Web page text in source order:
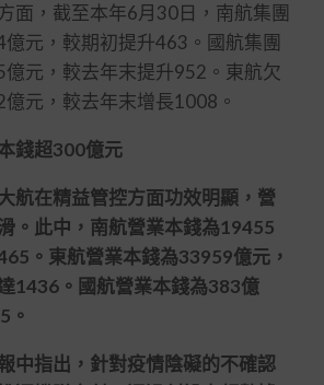
，截至本年6月30日，南航集團
元，較期初提升463。國航集團
元，較去年末提升952。東航欠
元，較去年末增長1008。
錢超300億元
在精益管控方面功效明顯，營
。此中，南航營業本錢為19455
。東航營業本錢為33959億元，
1436。國航營業本錢為383億
。
指出，針對疫情陰礙的不確認